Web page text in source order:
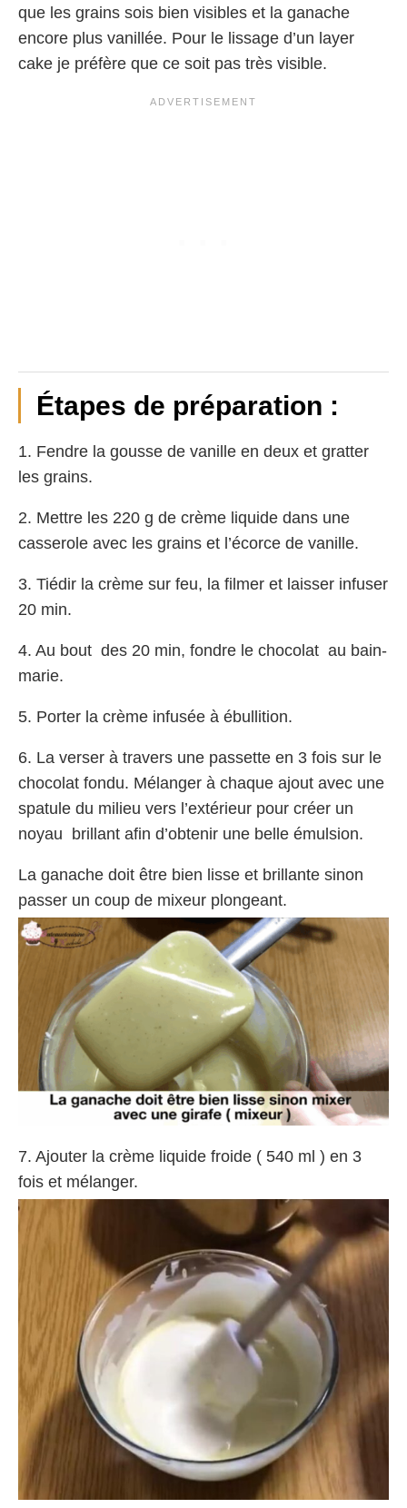
que les grains sois bien visibles et la ganache
encore plus vanillée. Pour le lissage d’un layer
cake je préfère que ce soit pas très visible.
Étapes de préparation :
1. Fendre la gousse de vanille en deux et gratter
les grains.
2. Mettre les 220 g de crème liquide dans une
casserole avec les grains et l’écorce de vanille.
3. Tiédir la crème sur feu, la filmer et laisser infuser
20 min.
4. Au bout des 20 min, fondre le chocolat au bain-
marie.
5. Porter la crème infusée à ébullition.
6. La verser à travers une passette en 3 fois sur le
chocolat fondu. Mélanger à chaque ajout avec une
spatule du milieu vers l’extérieur pour créer un
noyau brillant afin d’obtenir une belle émulsion.
La ganache doit être bien lisse et brillante sinon
passer un coup de mixeur plongeant.
7. Ajouter la crème liquide froide ( 540 ml ) en 3
fois et mélanger.